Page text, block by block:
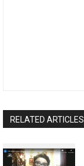
RELATED ARTICLES